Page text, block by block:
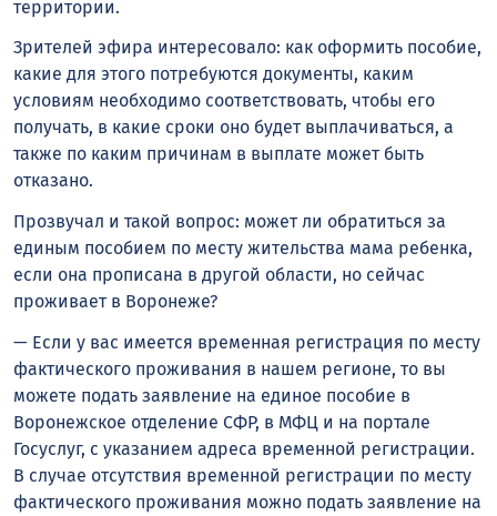
территории.
Зрителей эфира интересовало: как оформить пособие,
какие для этого потребуются документы, каким
условиям необходимо соответствовать, чтобы его
получать, в какие сроки оно будет выплачиваться, а
также по каким причинам в выплате может быть
отказано.
Прозвучал и такой вопрос: может ли обратиться за
единым пособием по месту жительства мама ребенка,
если она прописана в другой области, но сейчас
проживает в Воронеже?
— Если у вас имеется временная регистрация по месту
фактического проживания в нашем регионе, то вы
можете подать заявление на единое пособие в
Воронежское отделение СФР, в МФЦ и на портале
Госуслуг, с указанием адреса временной регистрации.
В случае отсутствия временной регистрации по месту
фактического проживания можно подать заявление на